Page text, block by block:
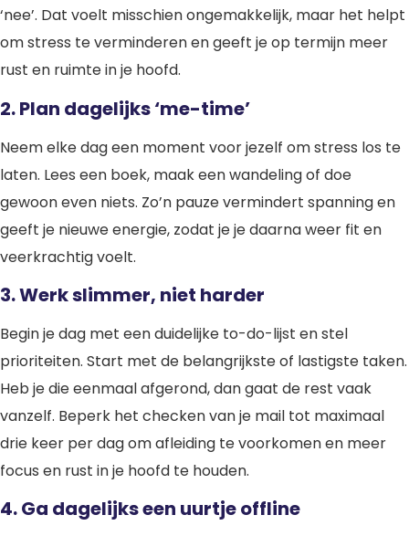
‘nee’. Dat voelt misschien ongemakkelijk, maar het helpt
om stress te verminderen en geeft je op termijn meer
rust en ruimte in je hoofd.
2. Plan dagelijks ‘me-time’
Neem elke dag een moment voor jezelf om stress los te
laten. Lees een boek, maak een wandeling of doe
gewoon even niets. Zo’n pauze vermindert spanning en
geeft je nieuwe energie, zodat je je daarna weer fit en
veerkrachtig voelt.
3. Werk slimmer, niet harder
Begin je dag met een duidelijke to-do-lijst en stel
prioriteiten. Start met de belangrijkste of lastigste taken.
Heb je die eenmaal afgerond, dan gaat de rest vaak
vanzelf. Beperk het checken van je mail tot maximaal
drie keer per dag om afleiding te voorkomen en meer
focus en rust in je hoofd te houden.
4. Ga dagelijks een uurtje offline